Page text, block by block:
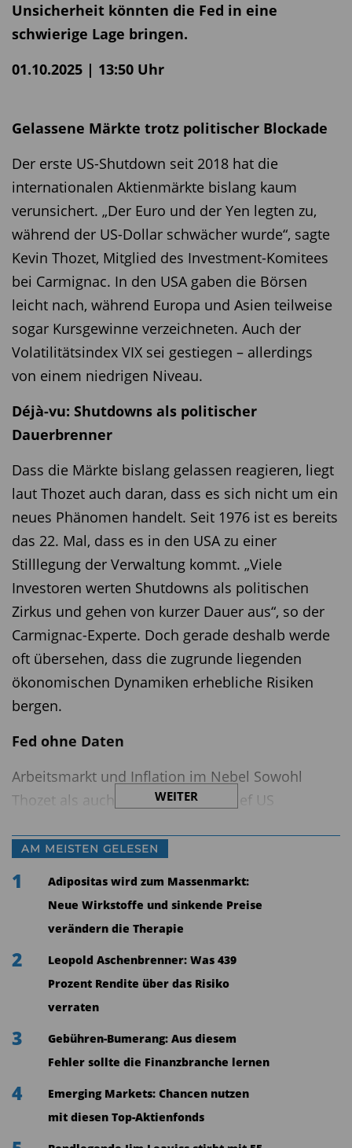
Unsicherheit könnten die Fed in eine
schwierige Lage bringen.
01.10.2025 | 13:50 Uhr
Gelassene Märkte trotz politischer Blockade
Der erste US-Shutdown seit 2018 hat die
internationalen Aktienmärkte bislang kaum
verunsichert. „Der Euro und der Yen legten zu,
während der US-Dollar schwächer wurde“, sagte
Kevin Thozet, Mitglied des Investment-Komitees
bei Carmignac. In den USA gaben die Börsen
leicht nach, während Europa und Asien teilweise
sogar Kursgewinne verzeichneten. Auch der
Volatilitätsindex VIX sei gestiegen – allerdings
von einem niedrigen Niveau.
Déjà-vu: Shutdowns als politischer
Dauerbrenner
Dass die Märkte bislang gelassen reagieren, liegt
laut Thozet auch daran, dass es sich nicht um ein
neues Phänomen handelt. Seit 1976 ist es bereits
das 22. Mal, dass es in den USA zu einer
Stilllegung der Verwaltung kommt. „Viele
Investoren werten Shutdowns als politischen
Zirkus und gehen von kurzer Dauer aus“, so der
Carmignac-Experte. Doch gerade deshalb werde
oft übersehen, dass die zugrunde liegenden
ökonomischen Dynamiken erhebliche Risiken
bergen.
Fed ohne Daten
Arbeitsmarkt und Inflation im Nebel Sowohl
Thozet als auch Eric Winograd, Chief US
besondere Gefahr in den fehlenden
Konjunkturdaten. Sollte der Stillstand länger
andauern, könnten die für Anfang Oktober
nicht veröffentlicht werden. „Eine längere Pause
könnte die geldpolitischen Entscheidungen der
Fed behindern – gerade an einem potenziellen
wirtschaftlichen Wendepunkt“, betonte Winograd.
Auch die Inflationsdaten (CPI), die Mitte Oktober
erscheinen sollten, könnten sich verzögern. Für
die Federal Reserve wäre das ein erhebliches
Problem: Schon jetzt ringt die Notenbank mit der
Frage, wie sie einen schwächelnden Arbeitsmarkt
WEITER
AM MEISTEN GELESEN
1
Adipositas wird zum Massenmarkt:
Neue Wirkstoffe und sinkende Preise
verändern die Therapie
2
Leopold Aschenbrenner: Was 439
Prozent Rendite über das Risiko
verraten
3
Gebühren-Bumerang: Aus diesem
Fehler sollte die Finanzbranche lernen
4
Emerging Markets: Chancen nutzen
mit diesen Top-Aktienfonds